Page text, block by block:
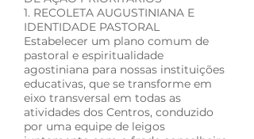
1. RECOLETA AUGUSTINIANA E
IDENTIDADE PASTORAL
Estabelecer um plano comum de
pastoral e espiritualidade
agostiniana para nossas instituições
educativas, que se transforme em
eixo transversal em todas as
atividades dos Centros, conduzido
por uma equipe de leigos